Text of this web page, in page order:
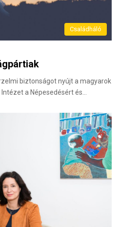
Családháló
biztonságot nyújt a magyarok
a Népesedésért és…